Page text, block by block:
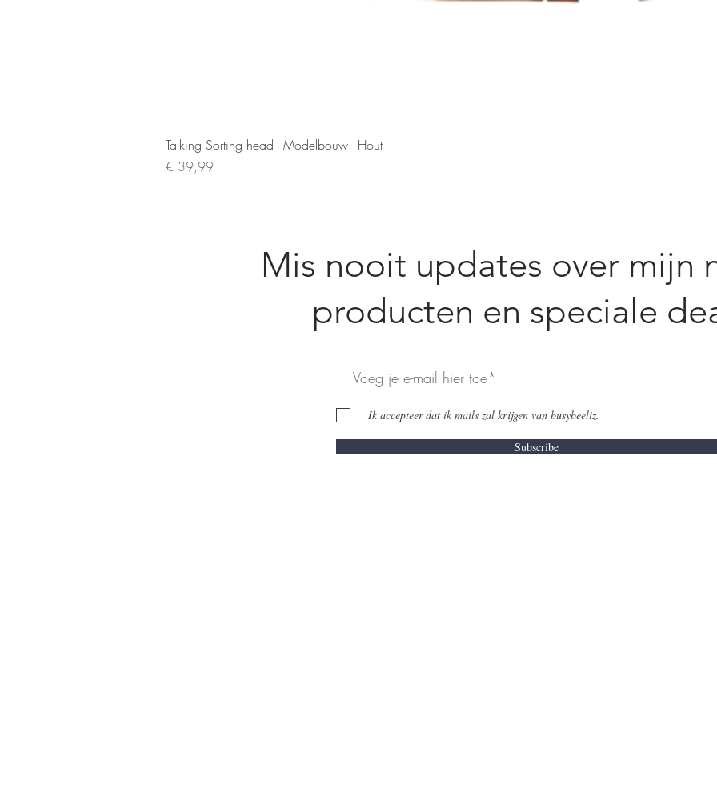
Talking Sorting head - Modelbouw - Hout
Prijs
€ 39,99
Mis nooit updates over mijn
producten en speciale
Ik accepteer dat ik mails zal krijgen van busybeeliz.
Subscribe